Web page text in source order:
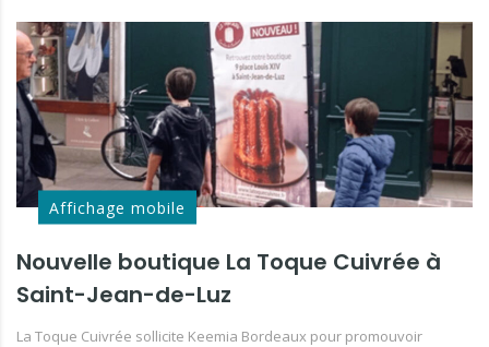
Affichage mobile
Nouvelle boutique La Toque Cuivrée à
Saint-Jean-de-Luz
La Toque Cuivrée sollicite Keemia Bordeaux pour promouvoir